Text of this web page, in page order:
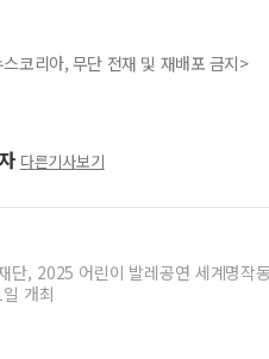
코리아, 무단 전재 및 재배포 금지>
다른기사보기
단, 2025 어린이 발레공연 세계명작
개최